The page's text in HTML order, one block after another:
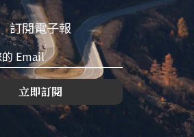
訂閱電子報
立即訂閱